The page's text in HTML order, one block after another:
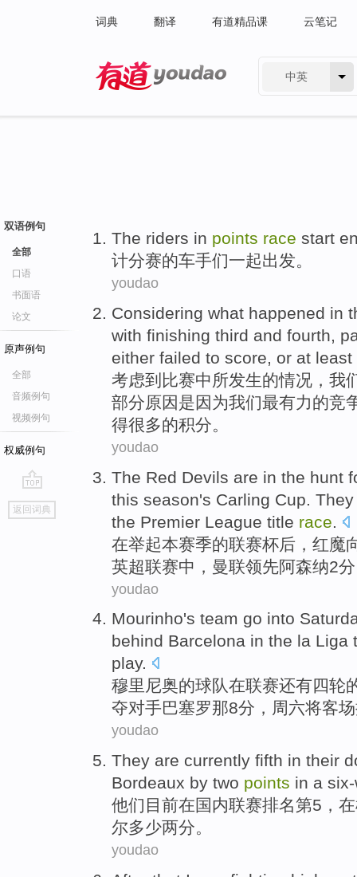
词典 翻译 有道精品课 云笔记
中英
双语例句
全部
口语
书面语
论文
原声例句
全部
音频例句
视频例句
权威例句
go
top
返回词典
The riders in points race start
计分赛的车手们一起出发。
youdao
Considering what happened in
with finishing third and fourth,
either failed to score, or at least
考虑到 比赛中所发生的情况， 我
部分原因是因为我们最有力的竞
得很多的积分。
youdao
The Red Devils are in the hunt
this season's Carling Cup .
the Premier League title race
在举起本赛季的联赛杯后 ， 红魔
英超联赛中，曼联领先阿森纳2分
youdao
Mourinho's team go into
behind Barcelona in the la Liga
play.
穆里 尼奥的球队在联赛还有四轮
夺对手巴塞罗那8分 ， 周六将客
youdao
They are currently fifth in their
Bordeaux by two points in a
他们 目前在国内联赛排名第5 ，在
尔多少两分。
youdao